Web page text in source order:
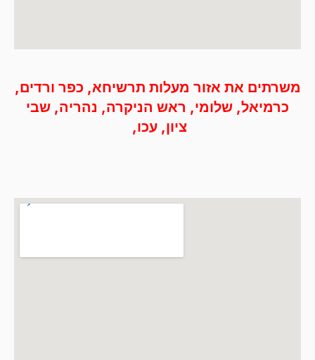
משרתים את אזור מעלות תרשיחא, כפר ורדים,
כרמיאל, שלומי, ראש הניקרה, נהריה, שבי
ציון, עכו, ‭